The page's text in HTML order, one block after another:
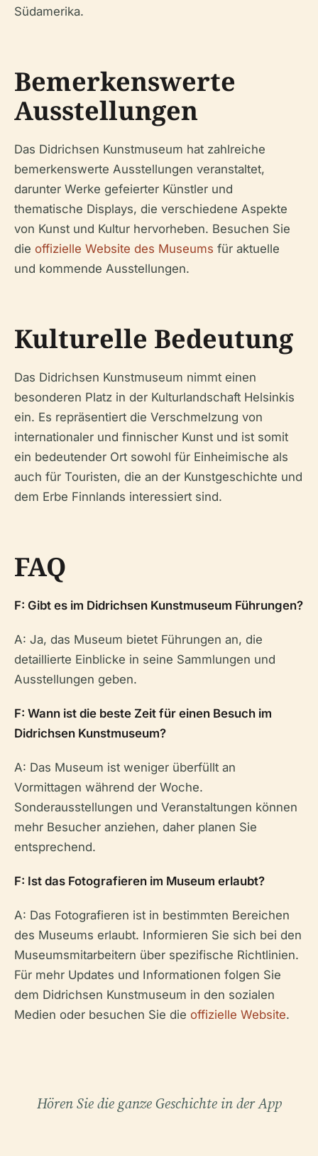
Südamerika.
Bemerkenswerte
Ausstellungen
Das Didrichsen Kunstmuseum hat zahlreiche
bemerkenswerte Ausstellungen veranstaltet,
darunter Werke gefeierter Künstler und
thematische Displays, die verschiedene Aspekte
von Kunst und Kultur hervorheben. Besuchen Sie
die offizielle Website des Museums für aktuelle
und kommende Ausstellungen.
Kulturelle Bedeutung
Das Didrichsen Kunstmuseum nimmt einen
besonderen Platz in der Kulturlandschaft Helsinkis
ein. Es repräsentiert die Verschmelzung von
internationaler und finnischer Kunst und ist somit
ein bedeutender Ort sowohl für Einheimische als
auch für Touristen, die an der Kunstgeschichte und
dem Erbe Finnlands interessiert sind.
FAQ
F: Gibt es im Didrichsen Kunstmuseum Führungen?
A: Ja, das Museum bietet Führungen an, die
detaillierte Einblicke in seine Sammlungen und
Ausstellungen geben.
F: Wann ist die beste Zeit für einen Besuch im
Didrichsen Kunstmuseum?
A: Das Museum ist weniger überfüllt an
Vormittagen während der Woche.
Sonderausstellungen und Veranstaltungen können
mehr Besucher anziehen, daher planen Sie
entsprechend.
F: Ist das Fotografieren im Museum erlaubt?
A: Das Fotografieren ist in bestimmten Bereichen
des Museums erlaubt. Informieren Sie sich bei den
Museumsmitarbeitern über spezifische Richtlinien.
Für mehr Updates und Informationen folgen Sie
dem Didrichsen Kunstmuseum in den sozialen
Medien oder besuchen Sie die offizielle Website.
Hören Sie die ganze Geschichte in der App